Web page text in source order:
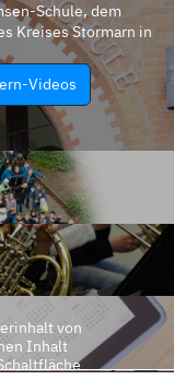
Schule, dem
Kreises Stormarn in
Videos
von
Inhalt